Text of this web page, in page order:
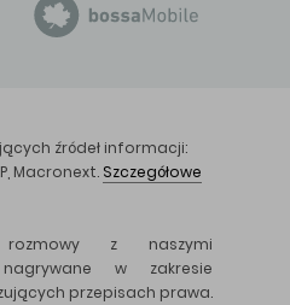
źródeł informacji:
Macronext. Szczegółowe
z naszymi
w zakresie
przepisach prawa.